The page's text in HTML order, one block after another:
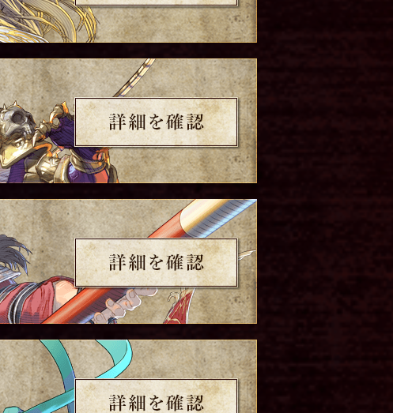
詳細を確認
詳細を確認
詳細を確認